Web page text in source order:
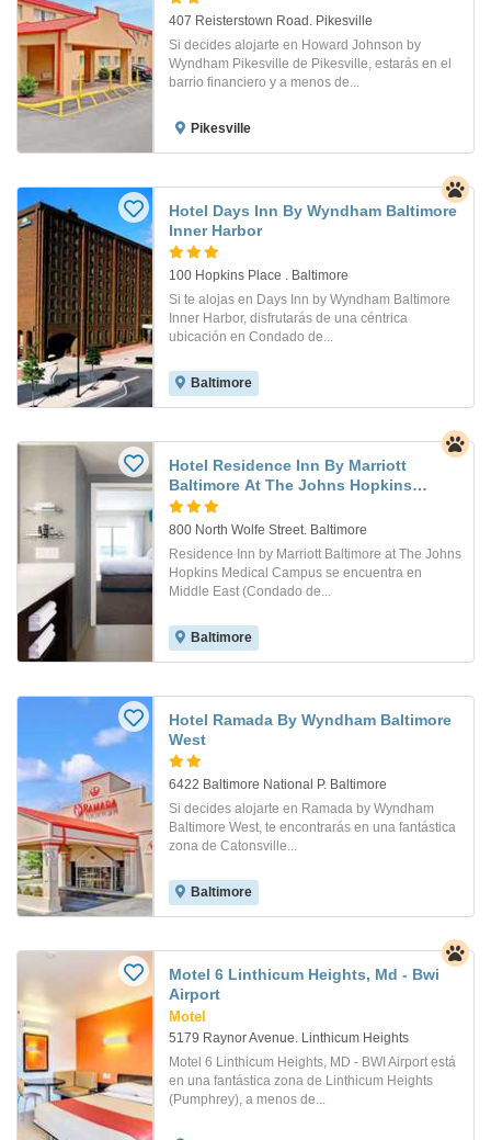
407 Reisterstown Road. Pikesville
Si decides alojarte en Howard Johnson by
Wyndham Pikesville de Pikesville, estarás en el
barrio financiero y a menos de...
Pikesville
Hotel Days Inn By Wyndham Baltimore
Inner Harbor
100 Hopkins Place . Baltimore
Si te alojas en Days Inn by Wyndham Baltimore
Inner Harbor, disfrutarás de una céntrica
ubicación en Condado de...
Baltimore
Hotel Residence Inn By Marriott
Baltimore At The Johns Hopkins
Medical Campus
800 North Wolfe Street. Baltimore
Residence Inn by Marriott Baltimore at The Johns
Hopkins Medical Campus se encuentra en
Middle East (Condado de...
Baltimore
Hotel Ramada By Wyndham Baltimore
West
6422 Baltimore National P. Baltimore
Si decides alojarte en Ramada by Wyndham
Baltimore West, te encontrarás en una fantástica
zona de Catonsville...
Baltimore
Motel 6 Linthicum Heights, Md - Bwi
Airport
Motel
5179 Raynor Avenue. Linthicum Heights
Motel 6 Linthicum Heights, MD - BWI Airport está
en una fantástica zona de Linthicum Heights
(Pumphrey), a menos de...